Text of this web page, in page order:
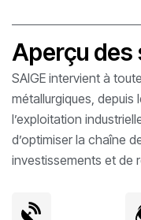
Aperçu
SAIGE intervient à
métallurgiques, depuis
l’exploitation
d’optimiser la chaîne
investissements et de